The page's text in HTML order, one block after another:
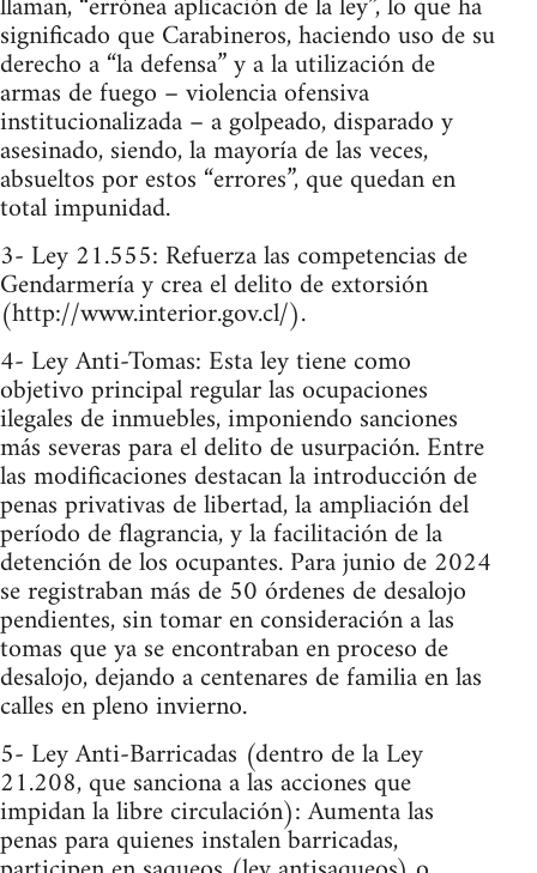
significado que Carabineros, haciendo uso de su
derecho a “la defensa” y a la utilización de
armas de fuego – violencia ofensiva
institucionalizada – a golpeado, disparado y
asesinado, siendo, la mayoría de las veces,
absueltos por estos “errores”, que quedan en
total impunidad.
3- Ley 21.555: Refuerza las competencias de
Gendarmería y crea el delito de extorsión​
(http://www.interior.gov.cl/)​.
4- Ley Anti-Tomas: Esta ley tiene como
objetivo principal regular las ocupaciones
ilegales de inmuebles, imponiendo sanciones
más severas para el delito de usurpación. Entre
las modificaciones destacan la introducción de
penas privativas de libertad, la ampliación del
período de flagrancia, y la facilitación de la
detención de los ocupantes. Para junio de 2024
se registraban más de 50 órdenes de desalojo
pendientes, sin tomar en consideración a las
tomas que ya se encontraban en proceso de
desalojo, dejando a centenares de familia en las
calles en pleno invierno.
5- Ley Anti-Barricadas (dentro de la Ley
21.208, que sanciona a las acciones que
impidan la libre circulación): Aumenta las
penas para quienes instalen barricadas,